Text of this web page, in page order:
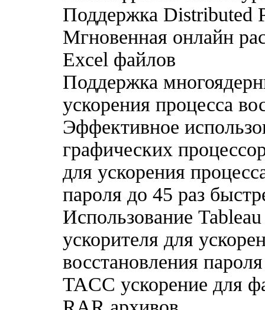
Поддержка Distributed
Мгновенная онлайн
Excel файлов
Поддержка
ускорения процесса
Эффективное
графических
для ускорения
пароля до 45 раз
Использование
ускорителя для
восстановления
TACC ускорение для